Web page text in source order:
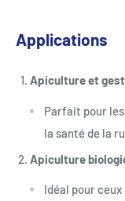
Applications
Apiculture et
Parfait pour
la santé de la
Apiculture
Idéal pour